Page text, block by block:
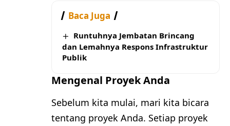
Baca Juga
Runtuhnya Jembatan Brincang
dan Lemahnya Respons Infrastruktur
Publik
Mengenal Proyek Anda
Sebelum kita mulai, mari kita bicara
tentang proyek Anda. Setiap proyek